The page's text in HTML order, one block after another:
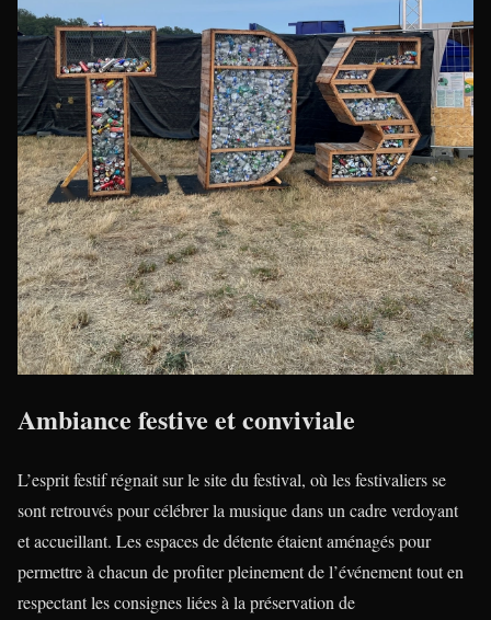
Ambiance festive et conviviale
L’esprit festif régnait sur le site du festival, où les festivaliers se
sont retrouvés pour célébrer la musique dans un cadre verdoyant
et accueillant. Les espaces de détente étaient aménagés pour
permettre à chacun de profiter pleinement de l’événement tout en
respectant les consignes liées à la préservation de